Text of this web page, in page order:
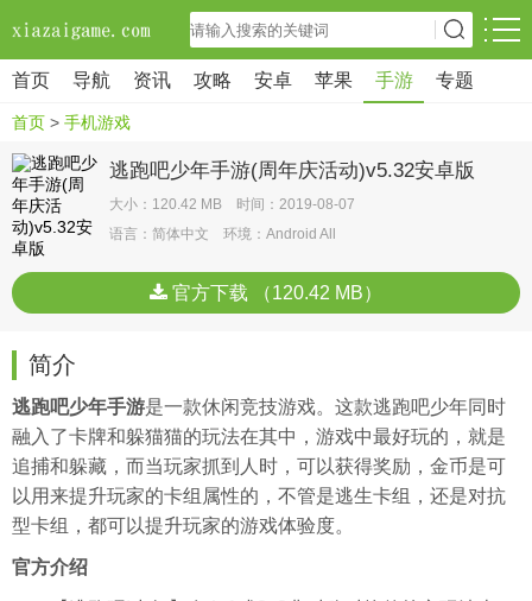
首页 导航 资讯 攻略 安卓 苹果 手游 专题
首页 > 手机游戏
逃跑吧少年手游(周年庆活动)v5.32安卓版
大小：120.42 MB 时间：2019-08-07
语言：简体中文 环境：Android All
官方下载 （120.42 MB）
简介
逃跑吧少年手游是一款休闲竞技游戏。这款逃跑吧少年同时
融入了卡牌和躲猫猫的玩法在其中，游戏中最好玩的，就是
追捕和躲藏，而当玩家抓到人时，可以获得奖励，金币是可
以用来提升玩家的卡组属性的，不管是逃生卡组，还是对抗
型卡组，都可以提升玩家的游戏体验度。
官方介绍